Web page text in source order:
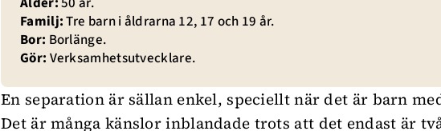
Familj:Tre barn i åldrarna 12, 17 och 19 år.
Bor: Borlänge.
Gör: Verksamhetsutvecklare.
En separation är sällan enkel, speciellt när det är barn
Det är många känslor inblandade trots att det endast är